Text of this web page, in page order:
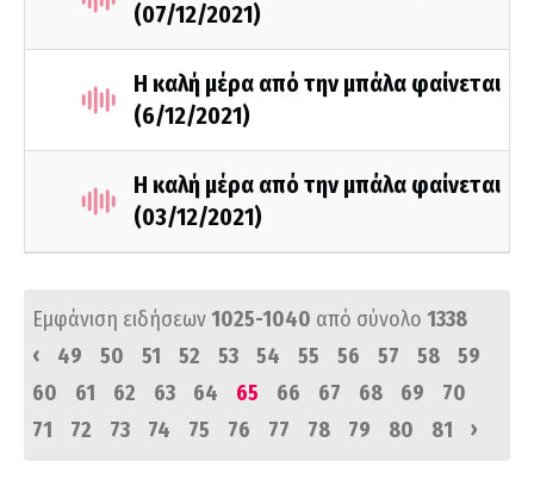
(07/12/2021)
Η καλή μέρα από την μπάλα φαίνεται
(6/12/2021)
Η καλή μέρα από την μπάλα φαίνεται
(03/12/2021)
Εμφάνιση ειδήσεων1025-1040 από σύνολο 1338
‹
49 50 51 52 53 54 55 56 57 58
59
60
61 62 63 64 65 66 67 68 69
70
71
72 73 74 75 76 77 78 79 80 81 ›